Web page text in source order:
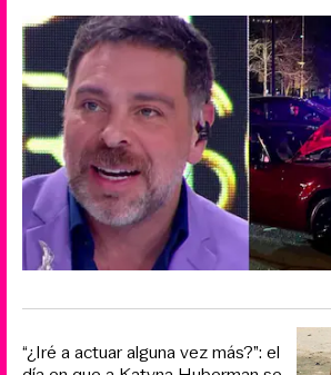
“¿Iré a actuar alguna vez más?”: el